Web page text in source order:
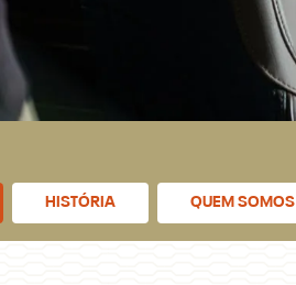
HISTÓRIA QUEM SOMOS